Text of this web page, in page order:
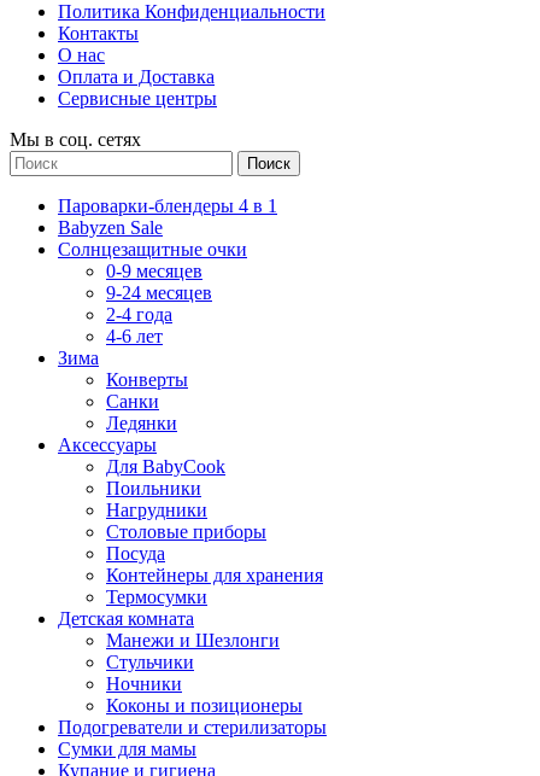
Политика Конфиденциальности
Контакты
О нас
Оплата и Доставка
Сервисные центры
Мы в соц. сетях
Поиск
Пароварки-блендеры 4 в 1
Babyzen Sale
Солнцезащитные очки
0-9 месяцев
9-24 месяцев
2-4 года
4-6 лет
Зима
Конверты
Санки
Ледянки
Аксессуары
Для BabyCook
Поильники
Нагрудники
Столовые приборы
Посуда
Контейнеры для хранения
Термосумки
Детская комната
Манежи и Шезлонги
Стульчики
Ночники
Коконы и позиционеры
Подогреватели и стерилизаторы
Сумки для мамы
Купание и гигиена